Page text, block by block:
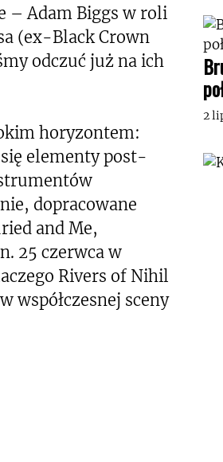
– Adam Biggs w roli
(ex-Black Crown
odczuć już na ich
horyzontem:
elementy post-
dopracowane
and Me,
25 czerwca w
Rivers of Nihil
współczesnej sceny
2